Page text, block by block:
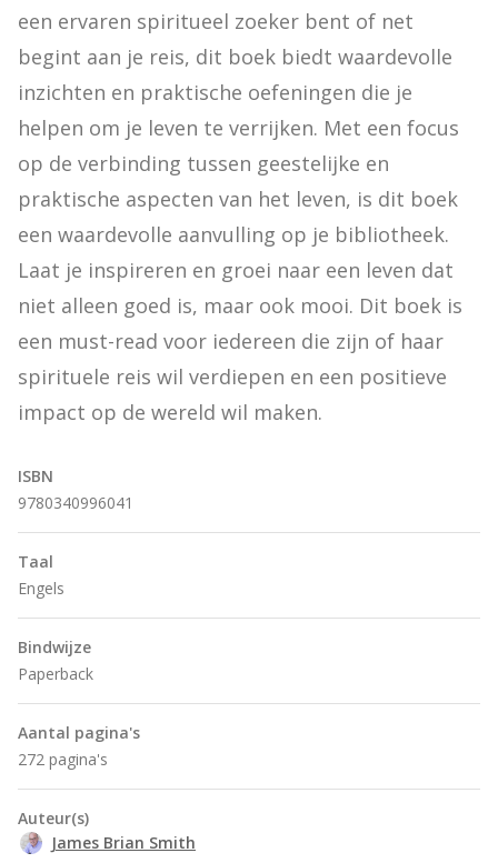
een ervaren spiritueel zoeker bent of net
begint aan je reis, dit boek biedt waardevolle
inzichten en praktische oefeningen die je
helpen om je leven te verrijken. Met een focus
op de verbinding tussen geestelijke en
praktische aspecten van het leven, is dit boek
een waardevolle aanvulling op je bibliotheek.
Laat je inspireren en groei naar een leven dat
niet alleen goed is, maar ook mooi. Dit boek is
een must-read voor iedereen die zijn of haar
spirituele reis wil verdiepen en een positieve
impact op de wereld wil maken.
ISBN
9780340996041
Taal
Engels
Bindwijze
Paperback
Aantal pagina's
272 pagina's
Auteur(s)
James Brian Smith